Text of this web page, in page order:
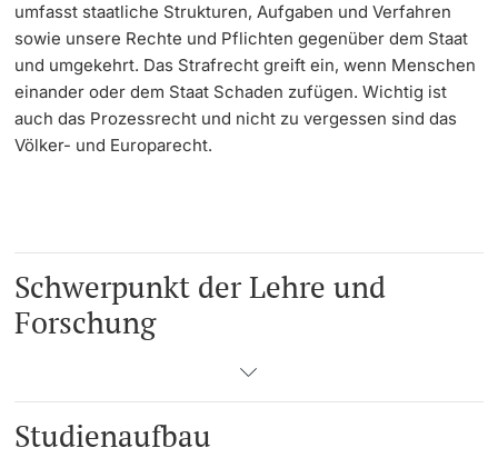
Beratungswegweiser
Langes Studium
Lernen & Lehren
Digitales Lernen
Sprachenzentrum
Universitätsbibliothek Basel
Lernbörse
umfasst staatliche Strukturen, Aufgaben und Verfahren
sowie unsere Rechte und Pflichten gegenüber dem Staat
und umgekehrt. Das Strafrecht greift ein, wenn Menschen
einander oder dem Staat Schaden zufügen. Wichtig ist
auch das Prozessrecht und nicht zu vergessen sind das
Völker- und Europarecht.
Schwerpunkt der Lehre und
Forschung
Studienaufbau